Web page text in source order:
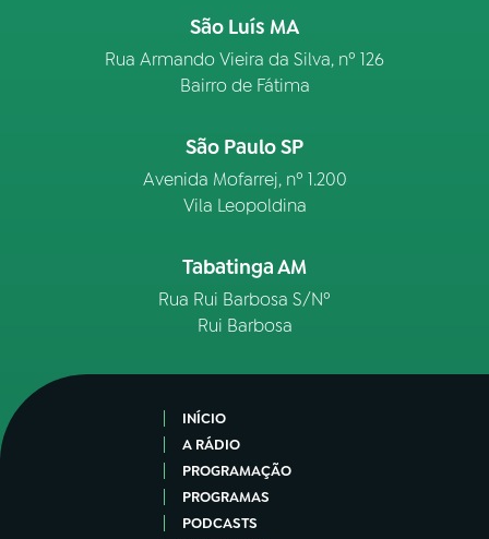
São Luís MA
Rua Armando Vieira da Silva, nº 126
Bairro de Fátima
São Paulo SP
Avenida Mofarrej, nº 1.200
Vila Leopoldina
Tabatinga AM
Rua Rui Barbosa S/Nº
Rui Barbosa
INÍCIO
A RÁDIO
PROGRAMAÇÃO
PROGRAMAS
PODCASTS